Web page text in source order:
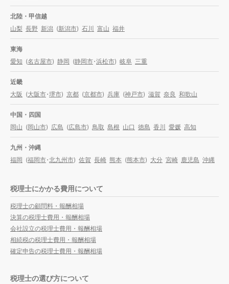
北陸・甲信越
山梨 長野 新潟 (新潟市) 石川 富山 福井
東海
愛知 (名古屋市) 静岡 (静岡市・浜松市) 岐阜 三重
近畿
大阪 (大阪市・堺市) 京都 (京都市) 兵庫 (神戸市) 滋賀 奈良 和歌山
中国・四国
岡山 (岡山市) 広島 (広島市) 鳥取 島根 山口 徳島 香川 愛媛 高知
九州・沖縄
福岡 (福岡市・北九州市) 佐賀 長崎 熊本 (熊本市) 大分 宮崎 鹿児島 沖縄
税理士にかかる費用について
税理士の顧問料・報酬相場
決算の税理士費用・報酬相場
会社設立の税理士費用・報酬相場
相続税の税理士費用・報酬相場
確定申告の税理士費用・報酬相場
税理士の選び方について